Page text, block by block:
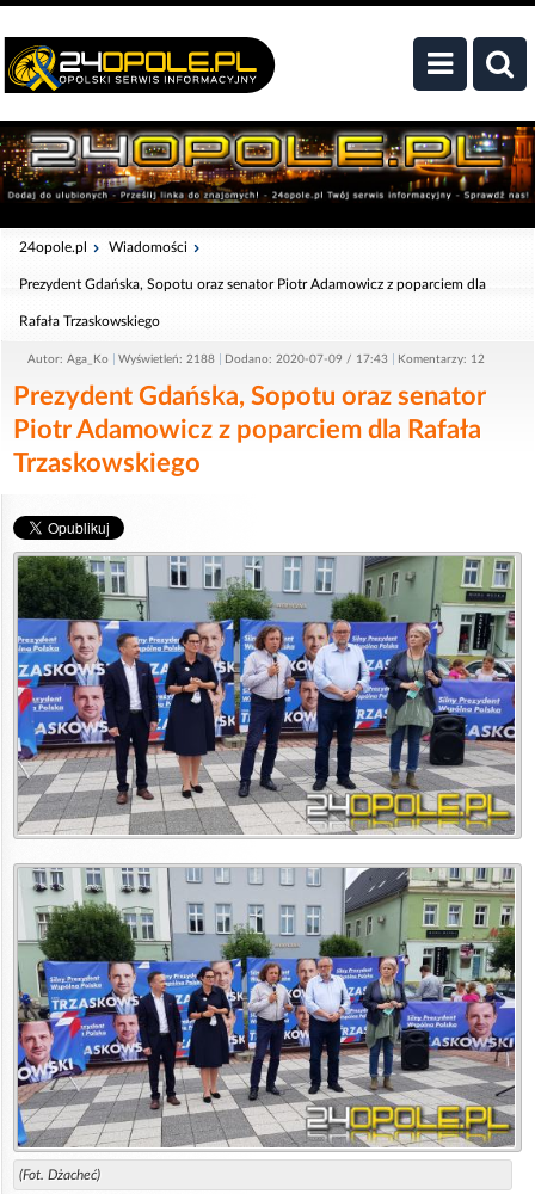
24opole.pl Wiadomości
Prezydent Gdańska, Sopotu oraz senator Piotr Adamowicz z poparciem dla
Rafała Trzaskowskiego
Autor: Aga_Ko Wyświetleń: 2188 Dodano: 2020-07-09 / 17:43 Komentarzy: 12
Prezydent Gdańska, Sopotu oraz senator
Piotr Adamowicz z poparciem dla Rafała
Trzaskowskiego
(Fot. Dżacheć)